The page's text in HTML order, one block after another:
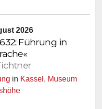
2026
Führung in
in Kassel , Museum